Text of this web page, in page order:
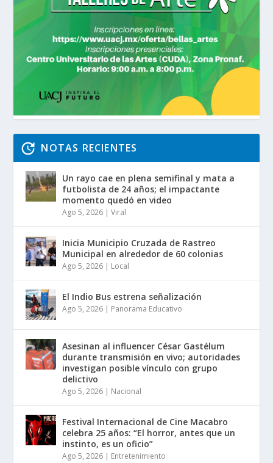
NOTAS RECIENTES
Un rayo cae en plena semifinal y mata a
futbolista de 24 años; el impactante
momento quedó en video
Ago 5, 2026 |Viral
Inicia Municipio Cruzada de Rastreo
Municipal en alrededor de 60 colonias
Ago 5, 2026 | Local
El Indio Bus estrena señalización
Ago 5, 2026 | Panorama Educativo
Asesinan al influencer César Gastélum
durante transmisión en vivo; autoridades
investigan posible vínculo con grupo
delictivo
Ago 5, 2026 | Nacional
Festival Internacional de Cine Macabro
celebra 25 años: “El horror, antes que un
instinto, es un oficio”
Ago 5, 2026 | Entretenimiento